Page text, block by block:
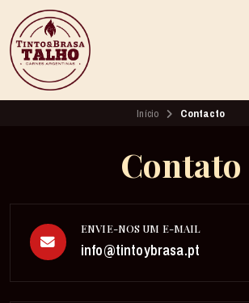
Início Contacto
Contato
ENVIE-NOS UM E-MAIL
info@tintoybrasa.pt